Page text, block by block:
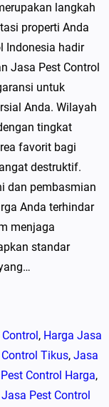
langkah
properti Anda
Indonesia hadir
Jasa Pest Control
untuk
Anda. Wilayah
tingkat
favorit bagi
destruktif.
dan pembasmian
Anda terhindar
menjaga
standar
, Harga Jasa
Tikus, Jasa
Control Harga,
Jasa Pest Control